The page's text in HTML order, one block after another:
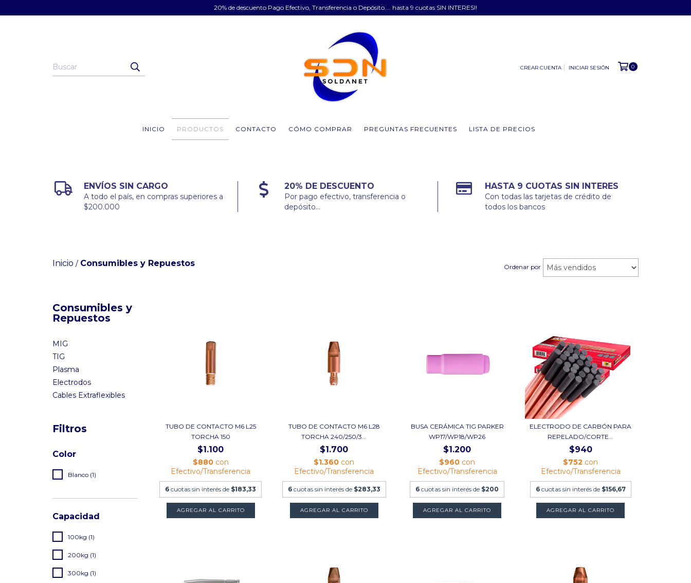
20% de descuento Pago Efectivo, Transferencia o Depósito.... hasta 9 cuotas SIN INTERES!!
CREAR CUENTA INICIAR SESIÓN 0
INICIO PRODUCTOS CONTACTO CÓMO COMPRAR PREGUNTAS FRECUENTES LISTA DE PRECIOS
ENVÍOS SIN CARGO
A todo el país, en compras superiores a
$200.000
20% DE DESCUENTO
Por pago efectivo, transferencia o
depósito...
HASTA 9 CUOTAS SIN INTERES
Con todas las tarjetas de crédito de
todos los bancos
Inicio / Consumibles y Repuestos Ordenar por
Consumibles y
Repuestos
MIG
TIG
Plasma
Electrodos
Cables Extraflexibles
Filtros
Color
Blanco (1)
Capacidad
100kg (1)
200kg (1)
300kg (1)
TUBO DE CONTACTO M6 L25
TORCHA 150
$1.100
$880 con
Efectivo/Transferencia
6 cuotas sin interés de $183,33
AGREGAR AL CARRITO
TUBO DE CONTACTO M6 L28
TORCHA 240/250/3...
$1.700
$1.360 con
Efectivo/Transferencia
6 cuotas sin interés de $283,33
AGREGAR AL CARRITO
BUSA CERÁMICA TIG PARKER
WP17/WP18/WP26
$1.200
$960 con
Efectivo/Transferencia
6 cuotas sin interés de $200
AGREGAR AL CARRITO
ELECTRODO DE CARBÓN PARA
REPELADO/CORTE...
$940
$752 con
Efectivo/Transferencia
6 cuotas sin interés de $156,67
AGREGAR AL CARRITO